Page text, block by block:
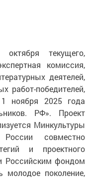
текущего,
комиссия,
деятелей,
работ-победителей,
ноября 2025 года
РФ». Проект
Минкультуры
совместно
и проектного
Российским фондом
молодое поколение,